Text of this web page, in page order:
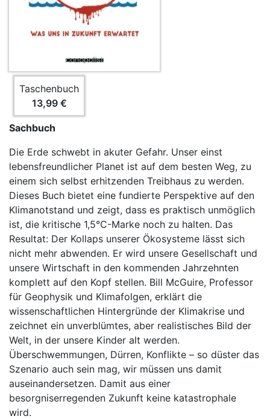
Taschenbuch
13,99 €
Sachbuch
Die Erde schwebt in akuter Gefahr. Unser einst
lebensfreundlicher Planet ist auf dem besten Weg, zu
einem sich selbst erhitzenden Treibhaus zu werden.
Dieses Buch bietet eine fundierte Perspektive auf den
Klimanotstand und zeigt, dass es praktisch unmöglich
ist, die kritische 1,5°C-Marke noch zu halten. Das
Resultat: Der Kollaps unserer Ökosysteme lässt sich
nicht mehr abwenden. Er wird unsere Gesellschaft und
unsere Wirtschaft in den kommenden Jahrzehnten
komplett auf den Kopf stellen. Bill McGuire, Professor
für Geophysik und Klimafolgen, erklärt die
wissenschaftlichen Hintergründe der Klimakrise und
zeichnet ein unverblümtes, aber realistisches Bild der
Welt, in der unsere Kinder alt werden.
Überschwemmungen, Dürren, Konflikte – so düster das
Szenario auch sein mag, wir müssen uns damit
auseinandersetzen. Damit aus einer
besorgniserregenden Zukunft keine katastrophale
wird.